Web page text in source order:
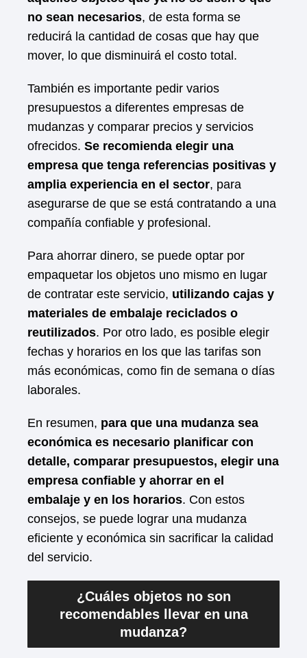
no sean necesarios, de esta forma se
reducirá la cantidad de cosas que hay que
mover, lo que disminuirá el costo total.
También es importante pedir varios
presupuestos a diferentes empresas de
mudanzas y comparar precios y servicios
ofrecidos. Se recomienda elegir una
empresa que tenga referencias positivas y
amplia experiencia en el sector, para
asegurarse de que se está contratando a una
compañía confiable y profesional.
Para ahorrar dinero, se puede optar por
empaquetar los objetos uno mismo en lugar
de contratar este servicio, utilizando cajas y
materiales de embalaje reciclados o
reutilizados. Por otro lado, es posible elegir
fechas y horarios en los que las tarifas son
más económicas, como fin de semana o días
laborales.
En resumen, para que una mudanza sea
económica es necesario planificar con
detalle, comparar presupuestos, elegir una
empresa confiable y ahorrar en el
embalaje y en los horarios. Con estos
consejos, se puede lograr una mudanza
eficiente y económica sin sacrificar la calidad
del servicio.
¿Cuáles objetos no son
recomendables llevar en una
mudanza?